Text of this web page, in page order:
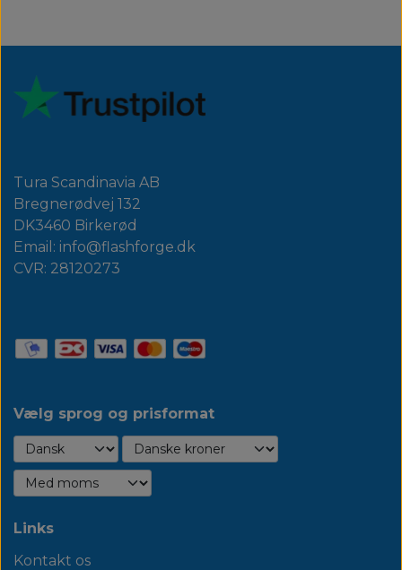
Tura Scandinavia AB
Bregnerødvej 132
DK3460 Birkerød
Email: info@flashforge.dk
CVR: 28120273
Vælg sprog og prisformat
Links
Kontakt os